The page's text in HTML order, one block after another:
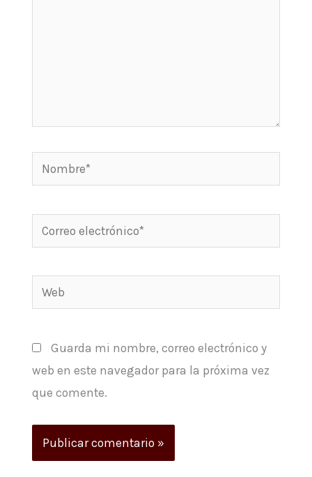
Nombre*
Correo
electrónico*
Web
Guarda mi nombre, correo electrónico y
web en este navegador para la próxima vez
que comente.